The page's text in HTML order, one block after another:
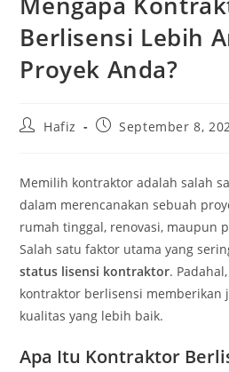
Berlisensi Lebih
Proyek Anda?
PostHafiz
PostSeptember 8,
Memilih kontraktor adalah salah
dalam merencanakan sebuah
rumah tinggal, renovasi, maupun
Salah satu faktor utama yang
status lisensi kontraktor.
kontraktor berlisensi memberikan
kualitas yang lebih baik.
Apa Itu Kontraktor